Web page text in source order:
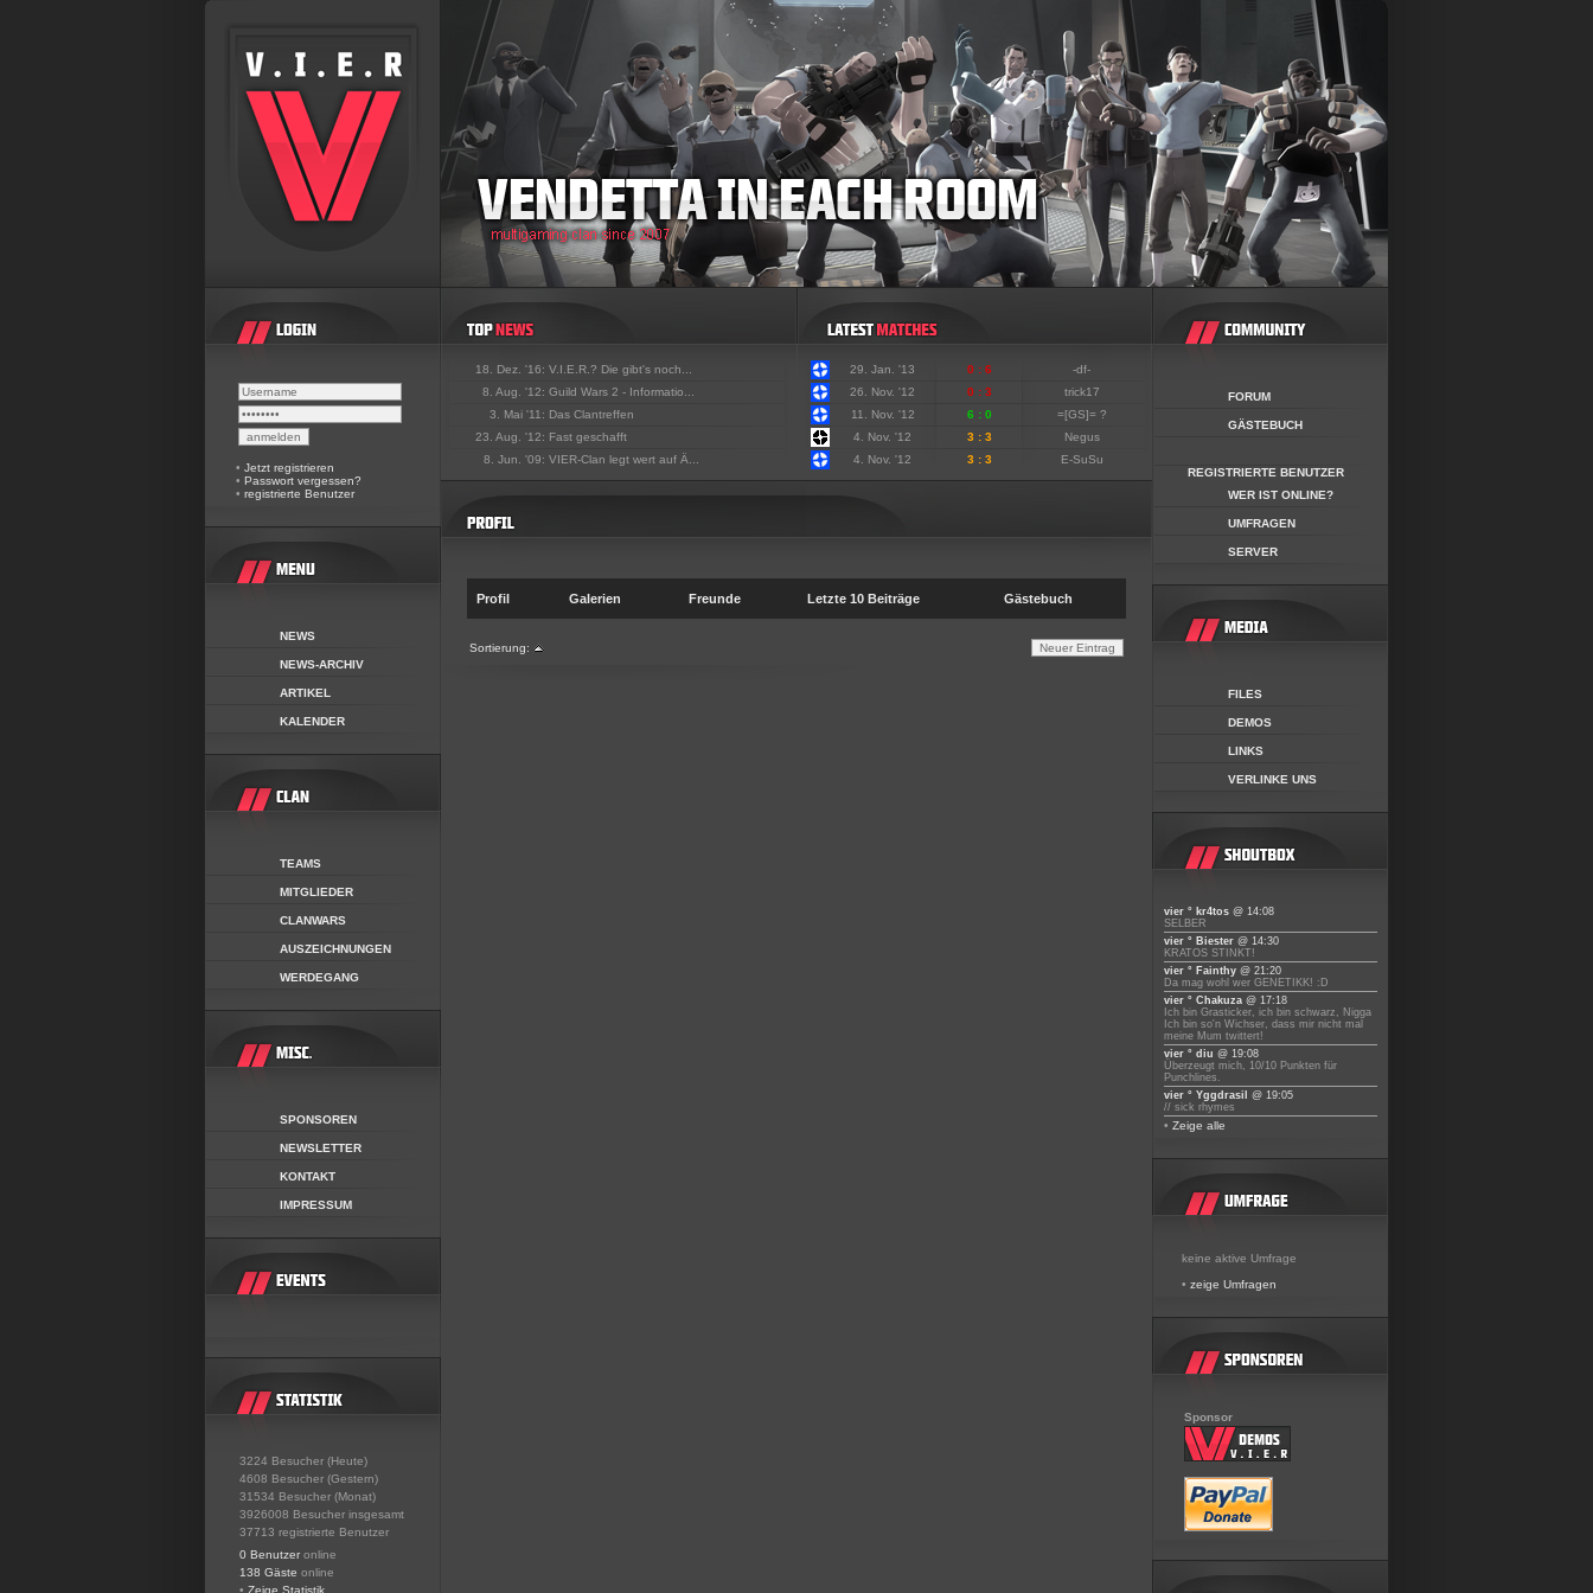
• Jetzt registrieren
• Passwort vergessen?
• registrierte Benutzer
NEWS
NEWS-ARCHIV
ARTIKEL
KALENDER
TEAMS
MITGLIEDER
CLANWARS
AUSZEICHNUNGEN
WERDEGANG
SPONSOREN
NEWSLETTER
KONTAKT
IMPRESSUM
3224 Besucher (Heute)
4608 Besucher (Gestern)
31534 Besucher (Monat)
3926008 Besucher insgesamt
37713 registrierte Benutzer
0 Benutzer online
138 Gäste online
• Zeige Statistik
18. Dez. '16: V.I.E.R.? Die gibt's noch...
8. Aug. '12: Guild Wars 2 - Informatio...
3. Mai '11: Das Clantreffen
23. Aug. '12: Fast geschafft
8. Jun. '09: VIER-Clan legt wert auf Ä...
29. Jan. '13 0 : 6
-df-
26. Nov. '12
0 : 3
trick17
11. Nov. '12
6 : 0
=[GS]= ?
4. Nov. '12
3 : 3
Negus
4. Nov. '12
3 : 3 E-SuSu
Profil Galerien Freunde Letzte 10 Beiträge Gästebuch
Sortierung:
FORUM
GÄSTEBUCH
REGISTRIERTE BENUTZER
WER IST ONLINE?
UMFRAGEN
SERVER
FILES
DEMOS
LINKS
VERLINKE UNS
vier ° kr4tos @ 14:08
SELBER
vier ° Biester @ 14:30
KRATOS STINKT!
vier ° Fainthy @ 21:20
Da mag wohl wer GENETIKK! :D
vier ° Chakuza @ 17:18
Ich bin Grasticker, ich bin schwarz, Nigga
Ich bin so'n Wichser, dass mir nicht mal
meine Mum twittert!
vier ° diu @ 19:08
Überzeugt mich, 10/10 Punkten für
Punchlines.
vier ° Yggdrasil
@ 19:05
// sick rhymes
• Zeige alle
keine aktive Umfrage
• zeige Umfragen
Sponsor